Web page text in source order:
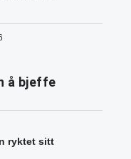
å bjeffe
ryktet sitt